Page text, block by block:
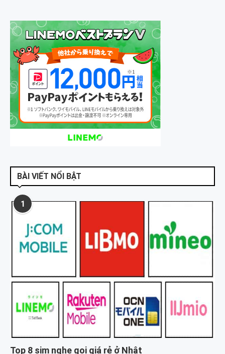
BÀI VIẾT NỔI BẬT
1
Top 8 sim nghe gọi giá rẻ ở Nhật